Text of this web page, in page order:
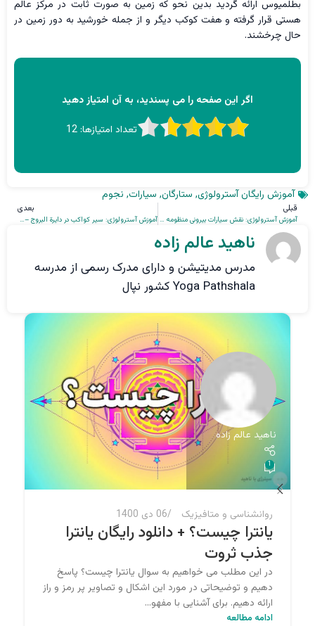
بطلميوس ارائه گرديد بدین نحو که زمین به صورت ثابت در مرکز عالم
هستی قرار گرفته و هفت کوکب دیگر و از جمله خورشید به دور زمین در
حال چرخشند.
اگر این صفحه را می پسندید، به آن امتیاز دهید
تعداد امتیازها:12
آموزش رایگان آسترولوژی, ستارگان, سیارات, نجوم
قبلی
آموزش آسترولوژی: نقش سیارات بیرونی منظومه شمسی در آسترولوژی (اورانوس، نپتون و پلوتو) – قسمت ششم
بعدی
آموزش آسترولوژی: سیر کواکب در دایرة البروج – قسمت هشتم
ناهید عالم زاده
مدرس مدیتیشن و دارای مدرک رسمی از مدرسه
Yoga Pathshala کشور نپال
ناهید عالم زاده
1
روانشناسی و متافیزیک 06 دی 1400
یانترا چیست؟ + دانلود رایگان یانترا
جذب ثروت
در این مطلب می خواهیم به سوال یانترا چیست؟ پاسخ
دهیم و توضیحاتی در مورد این اشکال و تصاویر پر رمز و راز
ارائه دهیم. برای آشنایی با مفهو...
ادامه مطالعه